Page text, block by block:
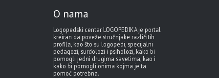
O nama
Logopedski centar LOGOPEDIKA je portal
kreiran da poveže stručnjake različitih
profila, kao što su logopedi, specijalni
pedagozi, surdolozi i psiholozi, kako bi
pomogli jedni drugima savetima, kao i
kako bi pomogli onima kojma je ta
pomoć potrebna.